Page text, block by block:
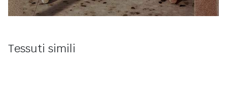
Tessuti simili